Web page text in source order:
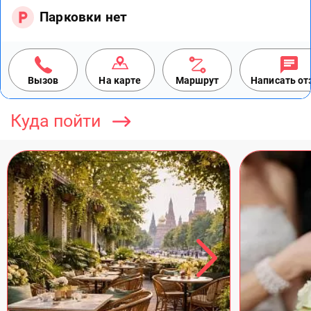
Парковки нет
Вызов На карте Маршрут Написать
Куда пойти